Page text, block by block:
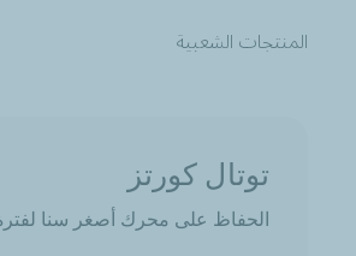
المنتجات الشعبية
توتال كورتز
الحفاظ على محرك أصغر سنا